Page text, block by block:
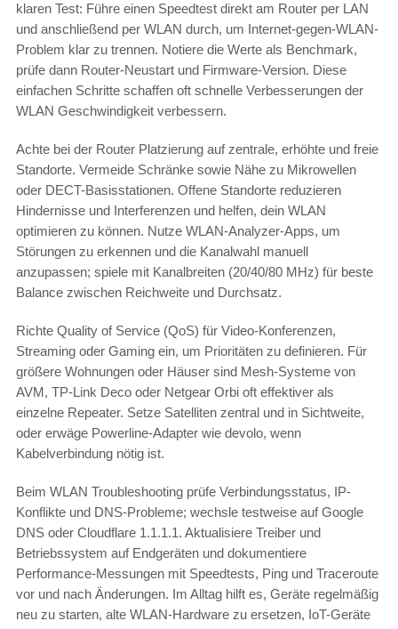
klaren Test: Führe einen Speedtest direkt am Router per LAN
und anschließend per WLAN durch, um Internet-gegen-WLAN-
Problem klar zu trennen. Notiere die Werte als Benchmark,
prüfe dann Router-Neustart und Firmware-Version. Diese
einfachen Schritte schaffen oft schnelle Verbesserungen der
WLAN Geschwindigkeit verbessern.
Achte bei der Router Platzierung auf zentrale, erhöhte und freie
Standorte. Vermeide Schränke sowie Nähe zu Mikrowellen
oder DECT-Basisstationen. Offene Standorte reduzieren
Hindernisse und Interferenzen und helfen, dein WLAN
optimieren zu können. Nutze WLAN-Analyzer-Apps, um
Störungen zu erkennen und die Kanalwahl manuell
anzupassen; spiele mit Kanalbreiten (20/40/80 MHz) für beste
Balance zwischen Reichweite und Durchsatz.
Richte Quality of Service (QoS) für Video-Konferenzen,
Streaming oder Gaming ein, um Prioritäten zu definieren. Für
größere Wohnungen oder Häuser sind Mesh-Systeme von
AVM, TP-Link Deco oder Netgear Orbi oft effektiver als
einzelne Repeater. Setze Satelliten zentral und in Sichtweite,
oder erwäge Powerline-Adapter wie devolo, wenn
Kabelverbindung nötig ist.
Beim WLAN Troubleshooting prüfe Verbindungsstatus, IP-
Konflikte und DNS-Probleme; wechsle testweise auf Google
DNS oder Cloudflare 1.1.1.1. Aktualisiere Treiber und
Betriebssystem auf Endgeräten und dokumentiere
Performance-Messungen mit Speedtests, Ping und Traceroute
vor und nach Änderungen. Im Alltag hilft es, Geräte regelmäßig
neu zu starten, alte WLAN-Hardware zu ersetzen, IoT-Geräte